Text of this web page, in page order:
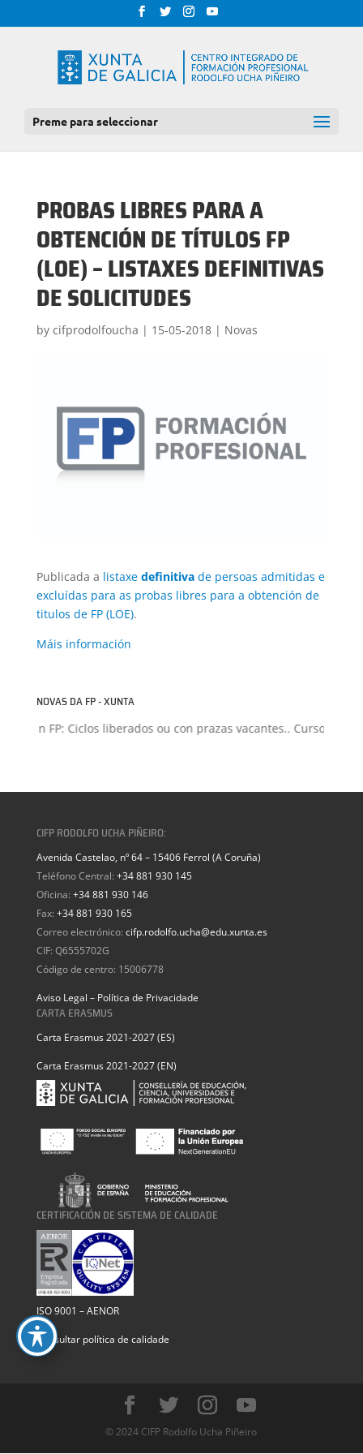
Preme para seleccionar
PROBAS LIBRES PARA A
OBTENCIÓN DE TÍTULOS FP
(LOE) – LISTAXES DEFINITIVAS
DE SOLICITUDES
by cifprodolfoucha | 15-05-2018| Novas
Publicada a listaxe definitivade persoas admitidas e
excluídas para as probas libres para a obtención de
titulos de FP (LOE).
Máis información
NOVAS DA FP - XUNTA
FP: Ciclos liberados ou con prazas vacantes.. Curso 2026-
CIFP RODOLFO UCHA PIÑEIRO:
Avenida Castelao, nº 64 – 15406 Ferrol (A Coruña)
Teléfono Central: +34 881 930 145
Oficina: +34 881 930 146
Fax: +34 881 930 165
Correo electrónico: cifp.rodolfo.ucha@edu.xunta.es
CIF: Q6555702G
Código de centro: 15006778
Aviso Legal – Política de Privacidade
CARTA ERASMUS
Carta Erasmus 2021-2027 (ES)
Carta Erasmus 2021-2027 (EN)
CERTIFICACIÓN DE SISTEMA DE CALIDADE
ISO 9001 – AENOR
Consultar política de calidade
© 2024 CIFP Rodolfo Ucha Piñeiro